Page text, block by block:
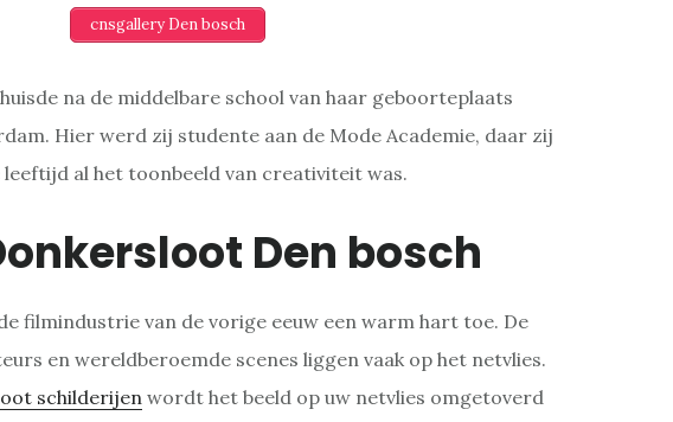
cnsgallery Den bosch
na de middelbare school van haar geboorteplaats
Hier werd zij studente aan de Mode Academie, daar zij
leeftijd al het toonbeeld van creativiteit was.
Den bosch
filmindustrie van de vorige eeuw een warm hart toe. De
en wereldberoemde scenes liggen vaak op het netvlies.
schilderijen wordt het beeld op uw netvlies omgetoverd